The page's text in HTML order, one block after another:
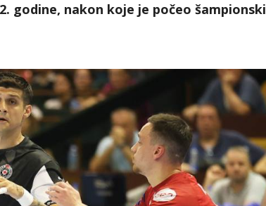
godine, nakon koje je počeo šampionski